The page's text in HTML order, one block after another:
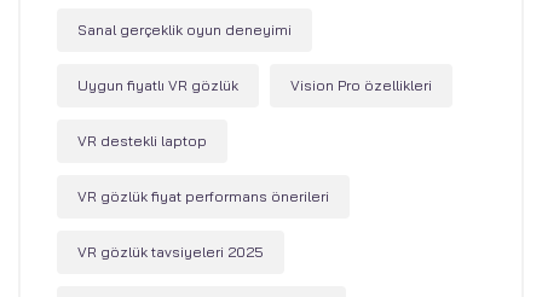
Sanal gerçeklik oyun deneyimi
Uygun fiyatlı VR gözlük Vision Pro özellikleri
VR destekli laptop
VR gözlük fiyat performans önerileri
VR gözlük tavsiyeleri 2025